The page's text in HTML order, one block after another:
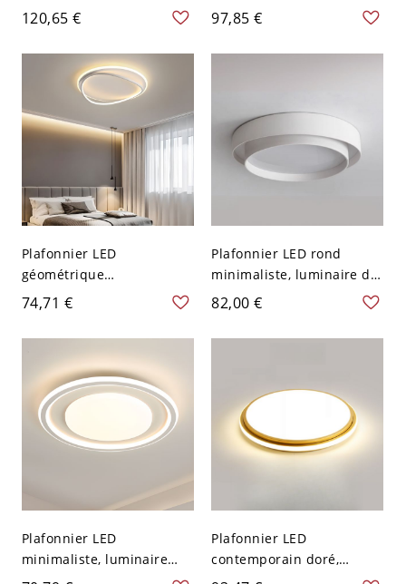
en bois naturel - 110 V-
120 V 50,8 cm Rond
120,65 €
pour usage résidentiel -
110 V-120 V 33,02 cm
97,85 €
Plafonnier LED
géométrique
contemporain, luminaire
de plafond à double
anneau avec abat-jour en
acrylique - Blanc 110 V-
120 V 40,64 cm
74,71 €
Plafonnier LED rond
minimaliste, luminaire de
plafond à double anneau
superposé avec abat-jour
en acrylique - 110 V-120 V
82,00 €
Plafonnier LED
minimaliste, luminaire
géométrique blanc avec
Plafonnier LED
contemporain doré,
luminaire minimaliste en